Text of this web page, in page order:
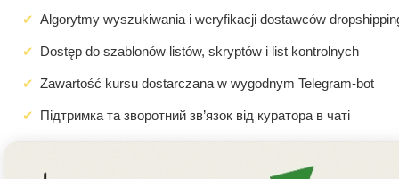
Algorytmy wyszukiwania i weryfikacji dostawców
Dostęp do szablonów listów, skryptów i list kontrolnych
Zawartość kursu dostarczana w wygodnym Telegram-bot
Підтримка та зворотний зв’язок від куратора в чаті